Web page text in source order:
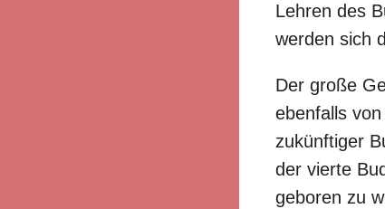
Lehren des
werden sich
Der große
ebenfalls
zukünftiger
der vierte
geboren zu